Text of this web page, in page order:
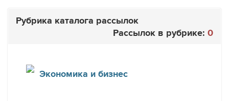
Рубрика каталога рассылок
Рассылок в рубрике: 0
Экономика и бизнес